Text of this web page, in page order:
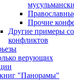
Прочие
Другие примеры
конфликтов
верующих
"Панорамы"